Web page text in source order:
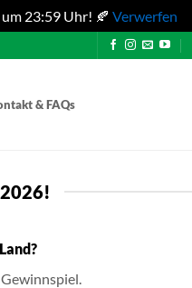
23:59 Uhr! 🍂 Verwerfen
& FAQs